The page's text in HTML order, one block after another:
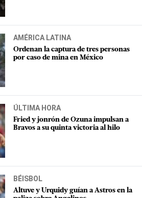
AMÉRICA LATINA
Ordenan la captura de tres personas
por caso de mina en México
ÚLTIMA HORA
Fried y jonrón de Ozuna impulsan a
Bravos a su quinta victoria al hilo
BÉISBOL
Altuve y Urquidy guían a Astros en la